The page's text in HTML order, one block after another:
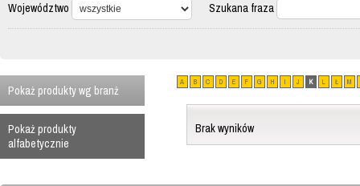
Województwo Szukana fraza
Pokaż produkty wg branż
Pokaż produkty
alfabetycznie
A B C D E F G H I J K L Ł M
Brak wyników